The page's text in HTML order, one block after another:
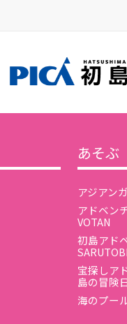
あそぶ
アジアン
アドベン
VOTAN
初島アド
SARUTOBI
宝探しア
島の冒険
海のプー